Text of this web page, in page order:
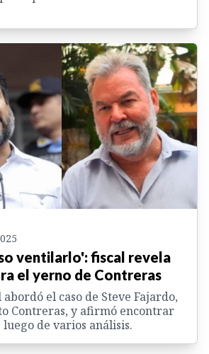
ventilarlo': fiscal revela
el yerno de Contreras
el caso de Steve Fajardo,
Contreras, y afirmó encontrar
de varios análisis.